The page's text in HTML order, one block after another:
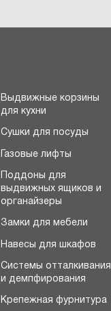
Выдвижные корзины
для кухни
Сушки для посуды
Газовые лифты
Поддоны для
выдвижных ящиков и
органайзеры
Замки для мебели
Навесы для шкафов
Системы отталкивания
и демпфирования
Крепежная фурнитура